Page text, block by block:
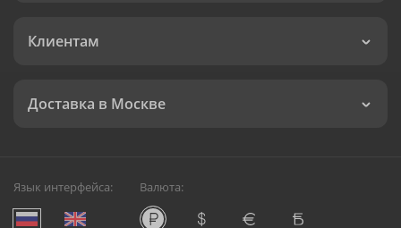
Клиентам
Доставка в Москве
Язык интерфейса: Валюта: